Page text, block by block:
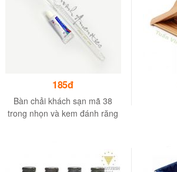
185đ
Bàn chải khách sạn mã 38
trong nhọn và kem đánh răng